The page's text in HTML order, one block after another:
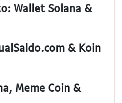
Wallet Solana &
& Koin
Meme Coin &